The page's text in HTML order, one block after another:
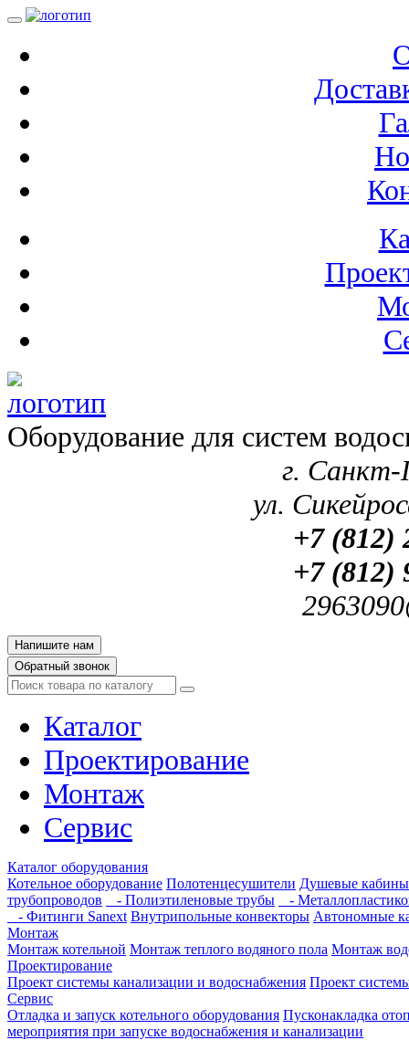
Оборудование для систем
г. Санкт-
ул.
+7 (812)
+7 (812)
Напишите нам
Обратный звонок
Каталог
Проектирование
Монтаж
Сервис
Каталог оборудования
Котельное оборудование Полотенцесушители Душевые кабины
трубопроводов
- Полиэтиленовые трубы
-
- Фитинги Sanext Внутрипольные конвекторы Автономные
Монтаж
Монтаж котельной Монтаж теплого водяного пола Монтаж
Проектирование
Проект системы канализации и водоснабжения Проект
Сервис
Отладка и запуск котельного оборудования Пусконакладка
мероприятия при запуске водоснабжения и канализации